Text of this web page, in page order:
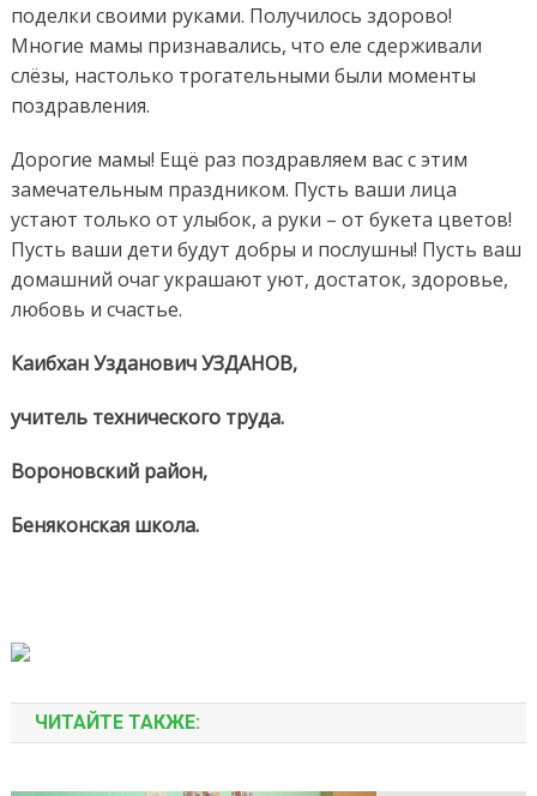
поделки своими руками. Получилось здорово!
Многие мамы признавались, что еле сдерживали
слёзы, настолько трогательными были моменты
поздравления.
Дорогие мамы! Ещё раз поздравляем вас с этим
замечательным праздником. Пусть ваши лица
устают только от улыбок, а руки – от букета цветов!
Пусть ваши дети будут добры и послушны! Пусть ваш
домашний очаг украшают уют, достаток, здоровье,
любовь и счастье.
Каибхан Узданович УЗДАНОВ,
учитель технического труда.
Вороновский район,
Беняконская школа.
ЧИТАЙТЕ ТАКЖЕ: